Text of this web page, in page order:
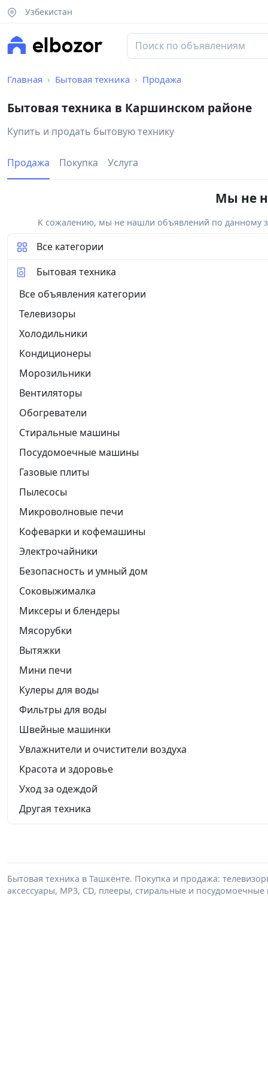
Узбекистан
Главная Бытовая техника Продажа
Бытовая техника в Каршинском районе
Купить и продать бытовую технику
Продажа Покупка Услуга
Мы не
К сожалению, мы не нашли объявлений по данному
Все категории
Бытовая техника
Все объявления категории
Телевизоры
Холодильники
Кондиционеры
Морозильники
Вентиляторы
Обогреватели
Стиральные машины
Посудомоечные машины
Газовые плиты
Пылесосы
Микроволновые печи
Кофеварки и кофемашины
Электрочайники
Безопасность и умный дом
Соковыжималка
Миксеры и блендеры
Мясорубки
Вытяжки
Мини печи
Кулеры для воды
Фильтры для воды
Швейные машинки
Увлажнители и очистители воздуха
Красота и здоровье
Уход за одеждой
Другая техника
Бытовая техника в Ташкенте. Покупка и продажа:
аксессуары, MP3, CD, плееры, стиральные и